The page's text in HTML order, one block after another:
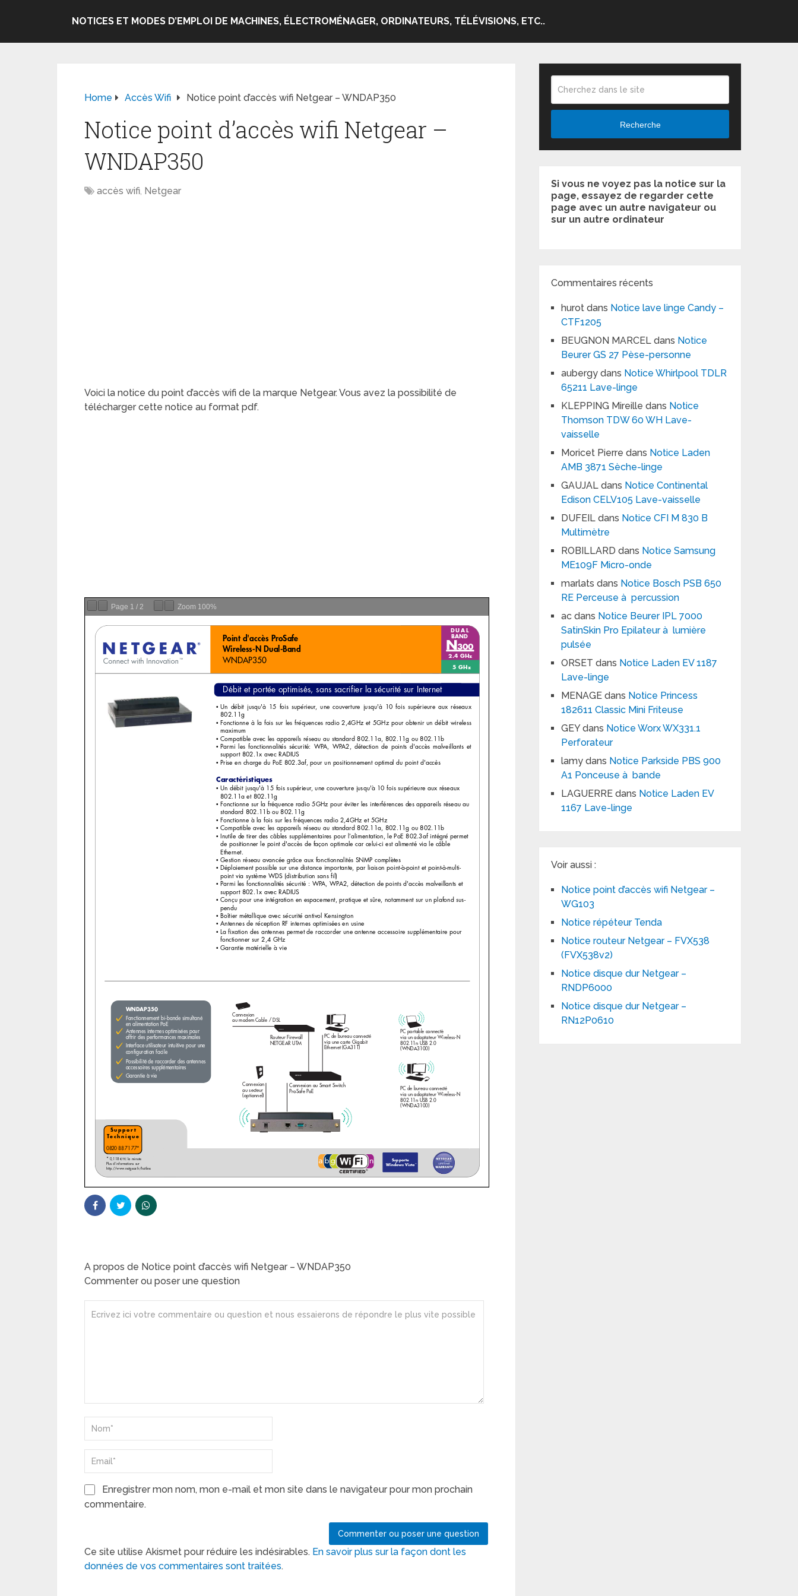
NOTICES ET MODES D’EMPLOI DE MACHINES, ÉLECTROMÉNAGER, ORDINATEURS, TÉLÉVISIONS, ETC..
Home Accès Wifi Notice point d’accès wifi Netgear – WNDAP350
Notice point d’accès wifi Netgear –
WNDAP350
accès wifi, Netgear
Voici la notice du point d’accès wifi de la marque Netgear. Vous avez la possibilité de
télécharger cette notice au format pdf.
Page 1 / 2 Zoom 100%
A propos de Notice point d’accès wifi Netgear – WNDAP350
Commenter ou poser une question
Enregistrer mon nom, mon e-mail et mon site dans le navigateur pour mon prochain
commentaire.
Ce site utilise Akismet pour réduire les indésirables. En savoir plus sur la façon dont les
données de vos commentaires sont traitées.
Recherche
Si vous ne voyez pas la notice sur la
page, essayez de regarder cette
page avec un autre navigateur ou
sur un autre ordinateur
Commentaires récents
hurot dans Notice lave linge Candy –
CTF1205
BEUGNON MARCEL dans Notice
Beurer GS 27 Pèse-personne
aubergy dans Notice Whirlpool TDLR
65211 Lave-linge
KLEPPING Mireille dans Notice
Thomson TDW 60 WH Lave-
vaisselle
Moricet Pierre dans Notice Laden
AMB 3871 Sèche-linge
GAUJAL dans Notice Continental
Edison CELV105 Lave-vaisselle
DUFEIL dans Notice CFI M 830 B
Multimètre
ROBILLARD dans Notice Samsung
ME109F Micro-onde
marlats dans Notice Bosch PSB 650
RE Perceuse à percussion
ac dans Notice Beurer IPL 7000
SatinSkin Pro Epilateur à lumière
pulsée
ORSET dans Notice Laden EV 1187
Lave-linge
MENAGE dans Notice Princess
182611 Classic Mini Friteuse
GEYdans Notice Worx WX331.1
Perforateur
lamy dans Notice Parkside PBS 900
A1 Ponceuse à bande
LAGUERRE dans Notice Laden EV
1167 Lave-linge
Voir aussi :
Notice point d’accès wifi Netgear –
WG103
Notice répéteur Tenda
Notice routeur Netgear – FVX538
(FVX538v2)
Notice disque dur Netgear –
RNDP6000
Notice disque dur Netgear –
RN12P0610